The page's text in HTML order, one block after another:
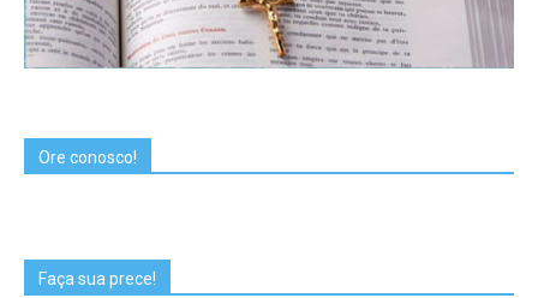
Ore conosco!
Faça sua prece!